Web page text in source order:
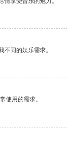
同的娱乐需求。
使用的需求。